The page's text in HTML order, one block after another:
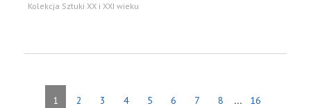
Kolekcja Sztuki XX i XXI wieku
1 2 3 4 5 6 7 8 ... 16